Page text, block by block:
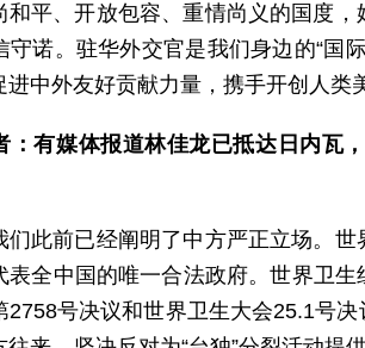
和平、开放包容、重情尚义的国度
守诺。驻华外交官是我们身边的“国
进中外友好贡献力量，携手开创人类
：有媒体报道林佳龙已抵达日内瓦
们此前已经阐明了中方严正立场。
表全中国的唯一合法政府。世界卫
2758号决议和世界卫生大会25.1号